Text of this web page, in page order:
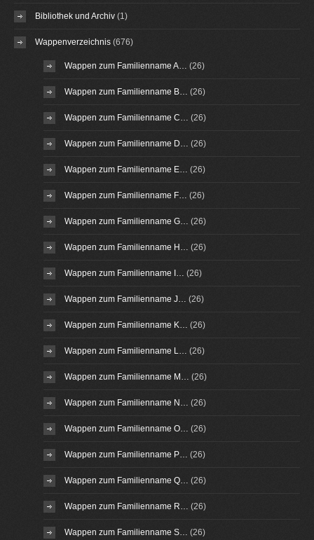
Bibliothek und Archiv (1)
Wappenverzeichnis (676)
Wappen zum Familienname A… (26)
Wappen zum Familienname B… (26)
Wappen zum Familienname C… (26)
Wappen zum Familienname D… (26)
Wappen zum Familienname E… (26)
Wappen zum Familienname F… (26)
Wappen zum Familienname G… (26)
Wappen zum Familienname H… (26)
Wappen zum Familienname I… (26)
Wappen zum Familienname J… (26)
Wappen zum Familienname K… (26)
Wappen zum Familienname L… (26)
Wappen zum Familienname M… (26)
Wappen zum Familienname N… (26)
Wappen zum Familienname O… (26)
Wappen zum Familienname P… (26)
Wappen zum Familienname Q… (26)
Wappen zum Familienname R… (26)
Wappen zum Familienname S… (26)